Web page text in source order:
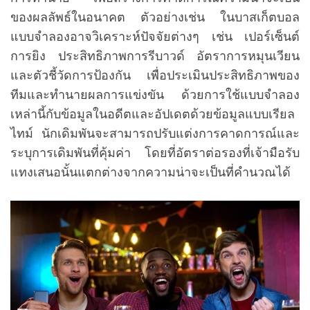
ของผลลัพธ์ในอนาคต ตัวอย่างเช่น ในบาสเก็ตบอล
แบบจำลองอาจวิเคราะห์ปัจจัยต่างๆ เช่น เปอร์เซ็นต์
การยิง ประสิทธิภาพการรีบาวด์ อัตราการหมุนเวียน
และตัวชี้วัดการป้องกัน เพื่อประเมินประสิทธิภาพของ
ทีมและทำนายผลการแข่งขัน ด้วยการใช้แบบจำลอง
เหล่านี้กับข้อมูลในอดีตและอัปเดตด้วยข้อมูลแบบเรียล
ไทม์ นักเดิมพันจะสามารถปรับแต่งการคาดการณ์และ
ระบุการเดิมพันที่คุ้มค่า โดยที่อัตราต่อรองที่เจ้ามือรับ
แทงเสนอนั้นแตกต่างจากความน่าจะเป็นที่คำนวณได้